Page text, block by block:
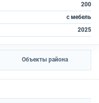
200
с мебель
2025
Объекты района